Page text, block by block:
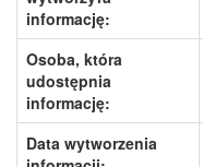
informację:
Osoba, która
udostępnia
informację:
Data wytworzenia